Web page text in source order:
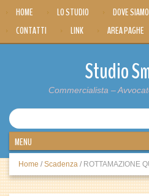
HOME LO STUDIO DOVE SIAMO
CONTATTI
LINK AREA PAGHE
Studio
Commercialista –
Home / Scadenza / ROTTAMAZIONE